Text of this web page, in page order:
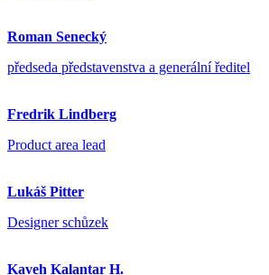
Roman Senecký
předseda představenstva a generální ředitel
Fredrik Lindberg
Product area lead
Lukáš Pitter
Designer schůzek
Kaveh Kalantar H.